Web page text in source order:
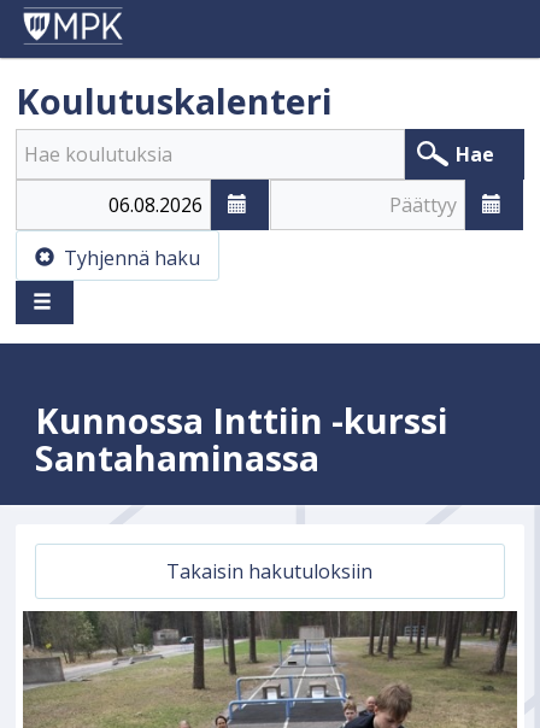
Koulutuskalenteri
Hae
Tyhjennä haku
Kunnossa Inttiin -kurssi
Santahaminassa
Takaisin hakutuloksiin